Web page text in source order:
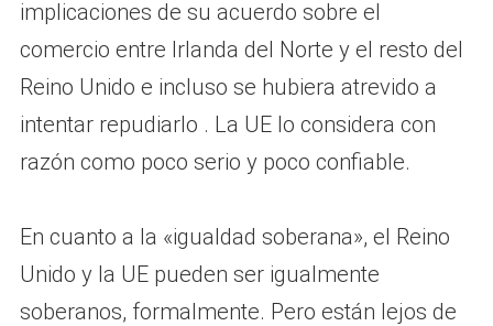
implicaciones de su acuerdo sobre el
comercio entre Irlanda del Norte y el resto del
Reino Unido e incluso se hubiera atrevido a
intentar repudiarlo . La UE lo considera con
razón como poco serio y poco confiable.
En cuanto a la «igualdad soberana», el Reino
Unido y la UE pueden ser igualmente
soberanos, formalmente. Pero están lejos de